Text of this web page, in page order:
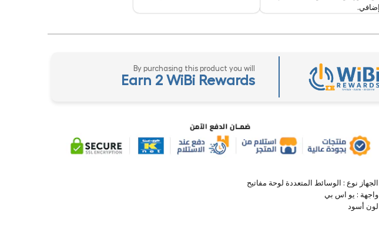
إضافي.
By purchasing this product you will
Earn 2 WiBi Rewards
الجهاز نوع : الوسائط المتعددة لوحة مفاتيح
واجهة : يو اس بي
لون أسود